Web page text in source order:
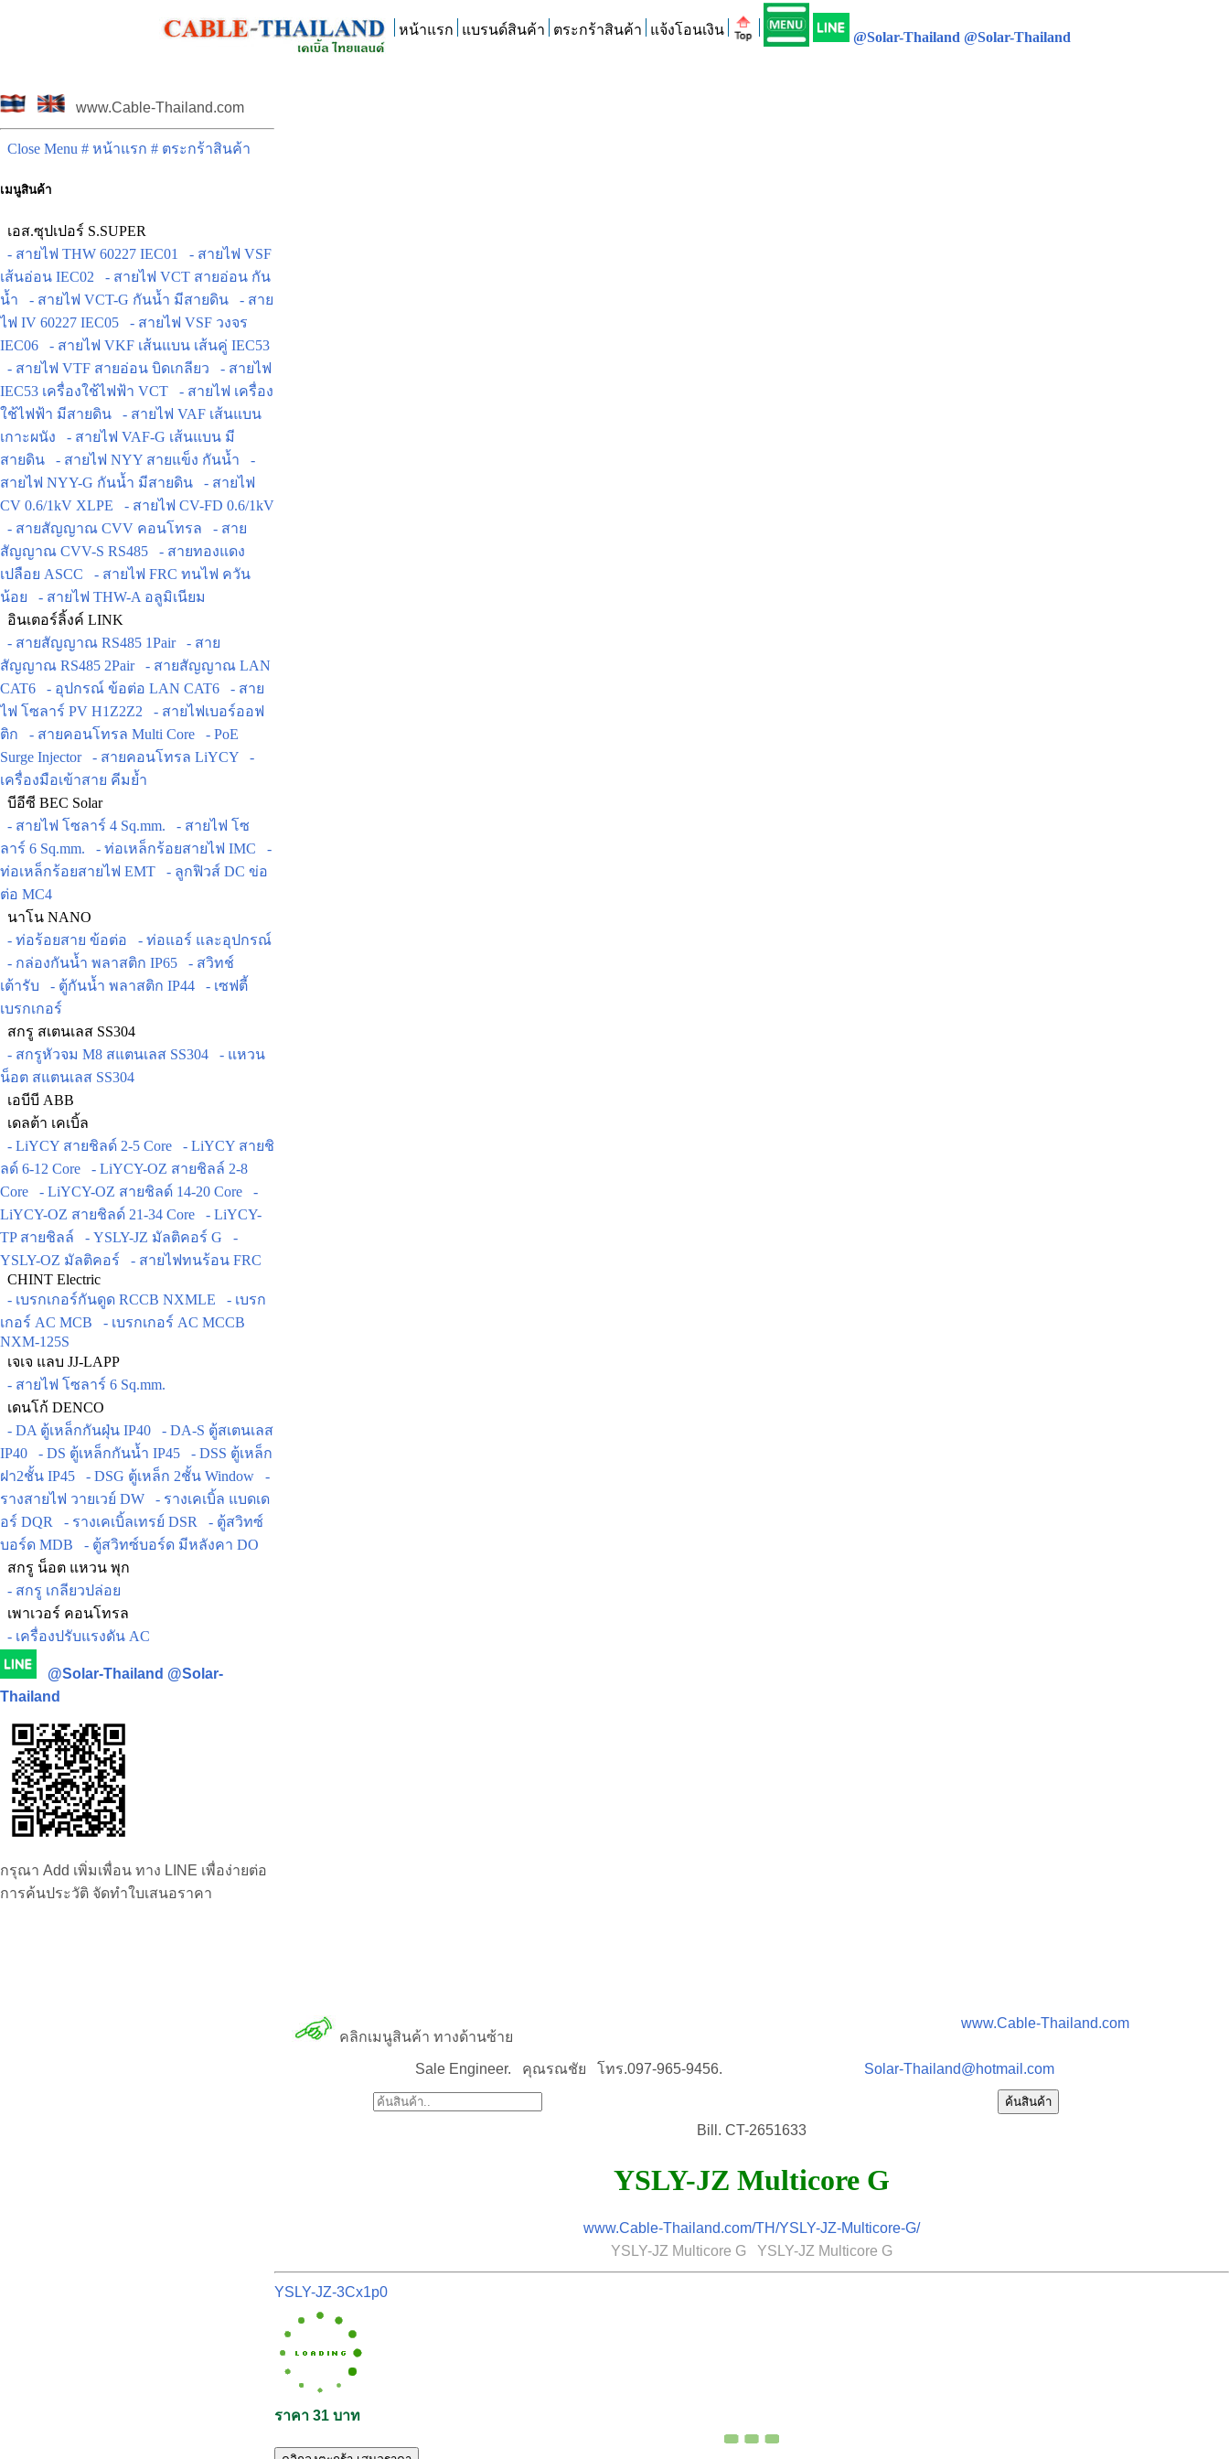
หน้าแรก แบรนด์สินค้า ตระกร้าสินค้า แจ้งโอนเงิน @Solar-Thailand @Solar-Thailand
www.Cable-Thailand.com
Close Menu # หน้าแรก # ตระกร้าสินค้า
เมนูสินค้า
เอส.ซุปเปอร์ S.SUPER
- สายไฟ THW 60227 IEC01
- สายไฟ VSF
เส้นอ่อน IEC02
- สายไฟ VCT สายอ่อน กัน
น้ำ
- สายไฟ VCT-G กันน้ำ มีสายดิน
- สาย
ไฟ IV 60227 IEC05
- สายไฟ VSF วงจร
IEC06
- สายไฟ VKF เส้นแบน เส้นคู่ IEC53
- สายไฟ VTF สายอ่อน บิดเกลียว
- สายไฟ
IEC53 เครื่องใช้ไฟฟ้า VCT
- สายไฟ เครื่อง
ใช้ไฟฟ้า มีสายดิน
- สายไฟ VAF เส้นแบน
เกาะผนัง
- สายไฟ VAF-G เส้นแบน มี
สายดิน
- สายไฟ NYY สายแข็ง กันน้ำ
-
สายไฟ NYY-G กันน้ำ มีสายดิน
- สายไฟ
CV 0.6/1kV XLPE
- สายไฟ CV-FD 0.6/1kV
- สายสัญญาณ CVV คอนโทรล
- สาย
สัญญาณ CVV-S RS485
- สายทองแดง
เปลือย ASCC
- สายไฟ FRC ทนไฟ ควัน
น้อย
- สายไฟ THW-A อลูมิเนียม
อินเตอร์ลิ้งค์ LINK
- สายสัญญาณ RS485 1Pair
- สาย
สัญญาณ RS485 2Pair
- สายสัญญาณ LAN
CAT6
- อุปกรณ์ ข้อต่อ LAN CAT6
- สาย
ไฟ โซลาร์ PV H1Z2Z2
- สายไฟเบอร์ออฟ
ติก
- สายคอนโทรล Multi Core
- PoE
Surge Injector
- สายคอนโทรล LiYCY
-
เครื่องมือเข้าสาย คีมย้ำ
บีอีซี BEC Solar
- สายไฟ โซลาร์ 4 Sq.mm.
- สายไฟ โซ
ลาร์ 6 Sq.mm.
- ท่อเหล็กร้อยสายไฟ IMC
-
ท่อเหล็กร้อยสายไฟ EMT
- ลูกฟิวส์ DC ข่อ
ต่อ MC4
นาโน NANO
- ท่อร้อยสาย ข้อต่อ
- ท่อแอร์ และอุปกรณ์
- กล่องกันน้ำ พลาสติก IP65
- สวิทช์
เต้ารับ
- ตู้กันน้ำ พลาสติก IP44
- เซฟตี้
เบรกเกอร์
สกรู สเตนเลส SS304
- สกรูหัวจม M8 สแตนเลส SS304
- แหวน
น็อต สแตนเลส SS304
เอบีบี ABB
เดลต้า เคเบิ้ล
- LiYCY สายชิลด์ 2-5 Core
- LiYCY สายชิ
ลด์ 6-12 Core
- LiYCY-OZ สายชิลล์ 2-8
Core
- LiYCY-OZ สายชิลด์ 14-20 Core
-
LiYCY-OZ สายชิลด์ 21-34 Core
- LiYCY-
TP สายชิลล์
- YSLY-JZ มัลติคอร์ G
-
YSLY-OZ มัลติคอร์
- สายไฟทนร้อน FRC
CHINT Electric
- เบรกเกอร์กันดูด RCCB NXMLE
- เบรก
เกอร์ AC MCB
- เบรกเกอร์ AC MCCB
NXM-125S
เจเจ แลบ JJ-LAPP
- สายไฟ โซลาร์ 6 Sq.mm.
เดนโก้ DENCO
- DA ตู้เหล็กกันฝุ่น IP40
- DA-S ตู้สเตนเลส
IP40
- DS ตู้เหล็กกันน้ำ IP45
- DSS ตู้เหล็ก
ฝา2ชั้น IP45
- DSG ตู้เหล็ก 2ชั้น Window
-
รางสายไฟ วายเวย์ DW
- รางเคเบิ้ล แบดเด
อร์ DQR
- รางเคเบิ้ลเทรย์ DSR
- ตู้สวิทซ์
บอร์ด MDB
- ตู้สวิทซ์บอร์ด มีหลังคา DO
สกรู น็อต แหวน พุก
- สกรู เกลียวปล่อย
เพาเวอร์ คอนโทรล
- เครื่องปรับแรงดัน AC
@Solar-Thailand @Solar-
Thailand
กรุณา Add เพิ่มเพื่อน ทาง LINE เพื่อง่ายต่อ
การค้นประวัติ จัดทำใบเสนอราคา
คลิกเมนูสินค้า ทางด้านซ้าย
www.Cable-Thailand.com
Sale Engineer. คุณรณชัย โทร.097-965-9456. Solar-Thailand@hotmail.com
ค้นสินค้า
Bill. CT-2651633
YSLY-JZ Multicore G
www.Cable-Thailand.com/TH/YSLY-JZ-Multicore-G/
YSLY-JZ Multicore G YSLY-JZ Multicore G
YSLY-JZ-3Cx1p0
ราคา 31 บาท